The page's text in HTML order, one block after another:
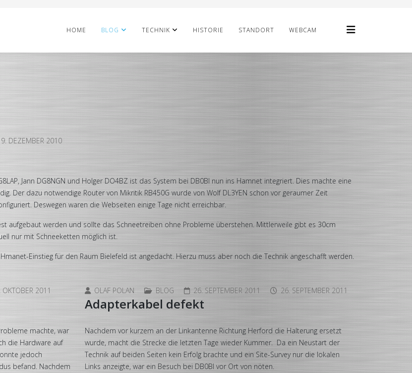
HOME BLOG TECHNIK HISTORIE STANDORT WEBCAM
DEZEMBER 2010
Jann DG8NGN und Holger DO4BZ ist das System bei DB0BI nun ins Hamnet integriert. Dies machte eine
Der dazu notwendige Router von Mikritik RB450G wurde von Wolf DL3YEN schon vor geraumer Zeit
Deswegen waren die Webseiten einige Tage nicht erreichbar.
aufgebaut werden und sollte das Schneetreiben ohne Probleme überstehen. Mittlerweile gibt es 30cm
nur mit Schneeketten möglich ist.
Einstieg für den Raum Bielefeld ist angedacht. Hierzu muss aber noch die Technik angeschafft werden.
OKTOBER 2011
machte, war
die Hardware auf
jedoch
befand. Nachdem
OLAF POLAN BLOG 26. SEPTEMBER 2011 26. SEPTEMBER 2011
Adapterkabel defekt
Nachdem vor kurzem an der Linkantenne Richtung Herford die Halterung ersetzt
wurde, macht die Strecke die letzten Tage wieder Kummer. Da ein Neustart der
Technik auf beiden Seiten kein Erfolg brachte und ein Site-Survey nur die lokalen
Links anzeigte, war ein Besuch bei DB0BI vor Ort von nöten.